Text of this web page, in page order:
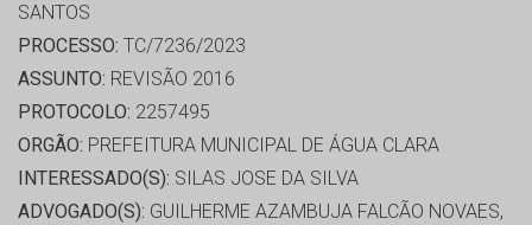
SANTOS
PROCESSO: TC/7236/2023
ASSUNTO: REVISÃO 2016
PROTOCOLO: 2257495
ORGÃO: PREFEITURA MUNICIPAL DE ÁGUA CLARA
INTERESSADO(S): SILAS JOSE DA SILVA
ADVOGADO(S): GUILHERME AZAMBUJA FALCÃO NOVAES,